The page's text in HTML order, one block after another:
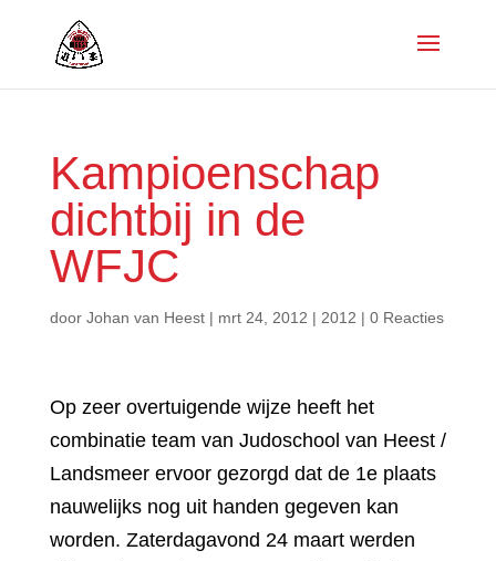
Kampioenschap
dichtbij in de
WFJC
door Johan van Heest| mrt 24, 2012 | 2012 | 0 Reacties
Op zeer overtuigende wijze heeft het
combinatie team van Judoschool van Heest /
Landsmeer ervoor gezorgd dat de 1e plaats
nauwelijks nog uit handen gegeven kan
worden. Zaterdagavond 24 maart werden